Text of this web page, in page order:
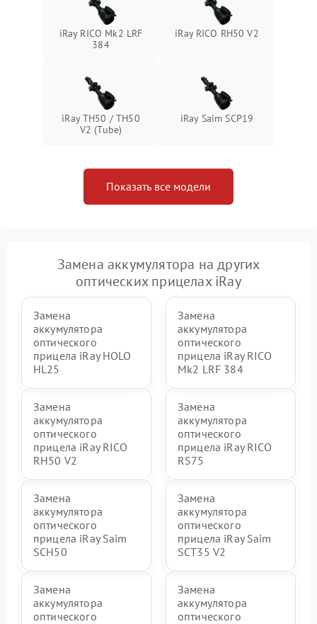
iRay RICO Mk2 LRF
384
iRay RICO RH50 V2
iRay TH50 / TH50
V2 (Tube)
iRay Saim SCP19
Показать все модели
Замена аккумулятора на других
оптических прицелах iRay
Замена
аккумулятора
оптического
прицела iRay HOLO
HL25
Замена
аккумулятора
оптического
прицела iRay RICO
Mk2 LRF 384
Замена
аккумулятора
оптического
прицела iRay RICO
RH50 V2
Замена
аккумулятора
оптического
прицела iRay RICO
RS75
Замена
аккумулятора
оптического
прицела iRay Saim
SCH50
Замена
аккумулятора
оптического
прицела iRay Saim
SCT35 V2
Замена
аккумулятора
оптического
Замена
аккумулятора
оптического